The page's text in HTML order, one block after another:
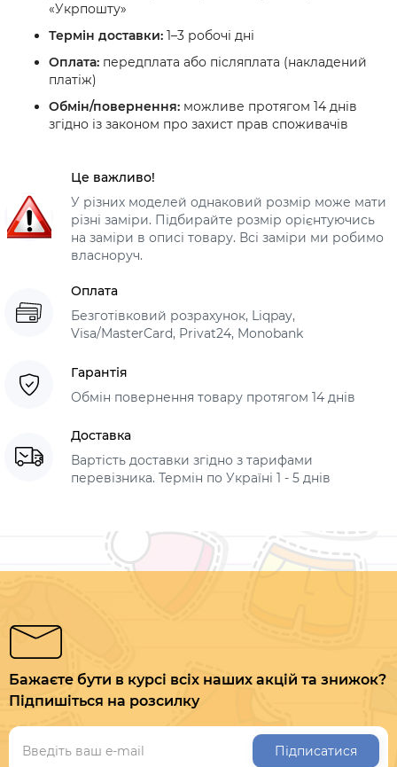
«Укрпошту»
Термін доставки: 1–3 робочі дні
Оплата: передплата або післяплата (накладений
платіж)
Обмін/повернення: можливе протягом 14 днів
згідно із законом про захист прав споживачів
Це важливо!
У різних моделей однаковий розмір може мати
різні заміри. Підбирайте розмір орієнтуючись
на заміри в описі товару. Всі заміри ми робимо
власноруч.
Оплата
Безготівковий розрахунок, Liqpay,
Visa/MasterCard, Privat24, Monobank
Гарантія
Обмін повернення товару протягом 14 днів
Доставка
Вартість доставки згідно з тарифами
перевізника. Термін по Україні 1 - 5 днів
Бажаєте бути в курсі всіх наших акцій та знижок?
Підпишіться на розсилку
Підписатися